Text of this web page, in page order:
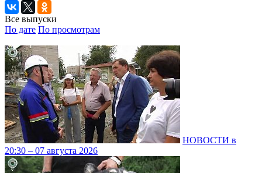
Все выпуски
По дате По просмотрам
НОВОСТИ в
20:30 – 07 августа 2026